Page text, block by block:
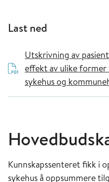
Last ned
Utskrivning av
effekt av ulike
sykehus og
Kunnskapssenteret fikk i
sykehus å oppsummere